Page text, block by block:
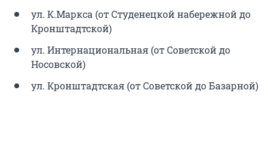
ул. К.Маркса (от Студенецкой набережной до
Кронштадтской)
ул. Интернациональная (от Советской до
Носовской)
ул. Кронштадтская (от Советской до Базарной)